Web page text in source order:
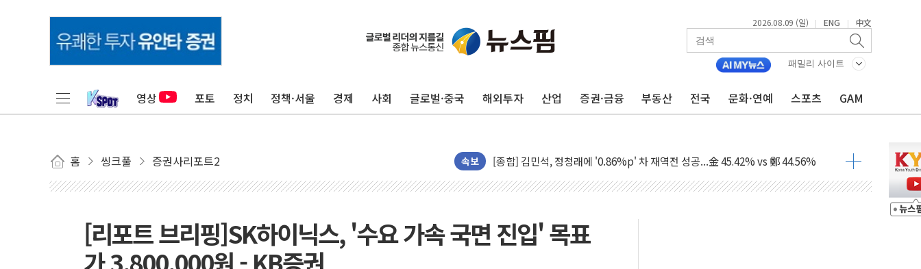
2026.08.09 (일) | ENG | 中文
패밀리 사이트
영상 포토 정치 정책·서울 경제 사회 글로벌·중국 해외투자 산업 증권·금융 부동산 전국 문화·연예 스포츠 GAM
홈 씽크풀 증권사리포트2 속보
포항시 재난예산 40억 긴급 투입…고수온 양식장 복구·지원 '총력'
울진·영덕 '호우특보'-포항 '산사태 주의보'...경북도, 호우 피해·통제구간 없어
인천 합동연설회 나선 송영길·정청래·김민석 당대표 후보
김민석, 2주차 제주·인천 경선서 정청래에 승리...47.75% vs 42.08%
[속보] 민주, 제주·인천 경선 결과 발표...김민석 47.75% 정청래 42.08%
[속보] 민주, 인천 경선 결과 발표...김민석 45.09% 정청래 43.27% 송영길 11.63%
[리포트 브리핑]SK하이닉스, '수요 가속 국면 진입' 목표
가 3,800,000원 - KB증권